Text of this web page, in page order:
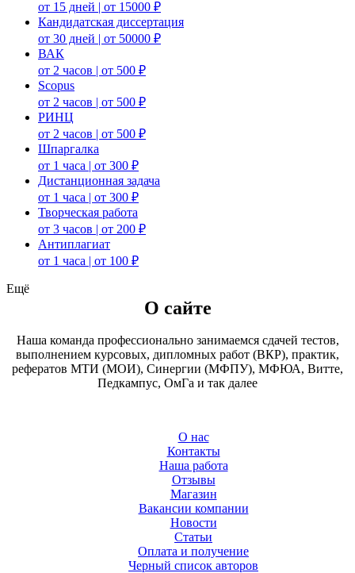
от 15 дней | от 15000 ₽
Кандидатская диссертация
от 30 дней | от 50000 ₽
ВАК
от 2 часов | от 500 ₽
Scopus
от 2 часов | от 500 ₽
РИНЦ
от 2 часов | от 500 ₽
Шпаргалка
от 1 часа | от 300 ₽
Дистанционная задача
от 1 часа | от 300 ₽
Творческая работа
от 3 часов | от 200 ₽
Антиплагиат
от 1 часа | от 100 ₽
Ещё
О сайте
Наша команда профессионально занимаемся сдачей тестов,
выполнением курсовых, дипломных работ (ВКР), практик,
рефератов МТИ (МОИ), Синергии (МФПУ), МФЮА, Витте,
Педкампус, ОмГа и так далее
О нас
Контакты
Наша работа
Отзывы
Магазин
Вакансии компании
Новости
Статьи
Оплата и получение
Черный список авторов